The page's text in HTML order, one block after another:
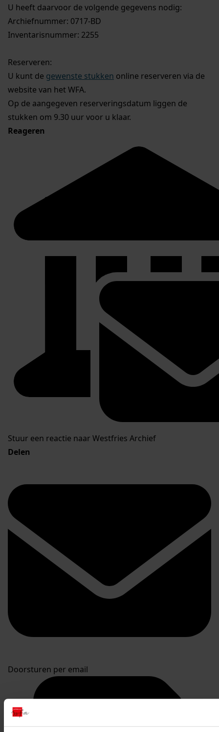
U heeft daarvoor de volgende gegevens nodig:
Archiefnummer: 0717-BD
Inventarisnummer: 2255
Reserveren:
U kunt de gewenste stukken online reserveren via de
website van het WFA.
Op de aangegeven reserveringsdatum liggen de
stukken om 9.30 uur voor u klaar.
Reageren
Stuur een reactie naar Westfries Archief
Delen
Doorsturen per email